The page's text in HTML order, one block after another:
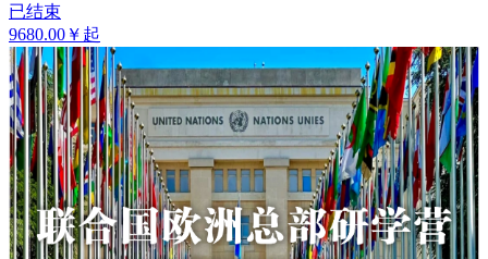
已结束
9680.00￥起